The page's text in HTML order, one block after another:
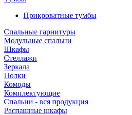
Прикроватные тумбы
Спальные гарнитуры
Модульные спальни
Шкафы
Стеллажи
Зеркала
Полки
Комоды
Комплектующие
Спальни - вся продукция
Распашные шкафы